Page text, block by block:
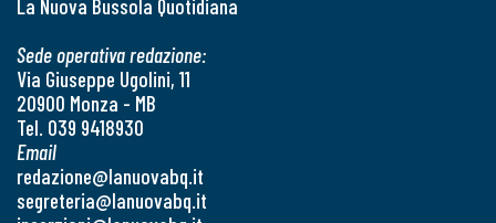
La Nuova Bussola Quotidiana
Sede operativa redazione:
Via Giuseppe Ugolini, 11
20900 Monza - MB
Tel. 039 9418930
Email
redazione@lanuovabq.it
segreteria@lanuovabq.it